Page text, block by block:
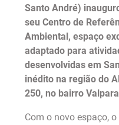
Santo André)
seu Centro de
Ambiental, espaço
adaptado para
desenvolvidas em
inédito na região do
250, no bairro
Com o novo espaço,